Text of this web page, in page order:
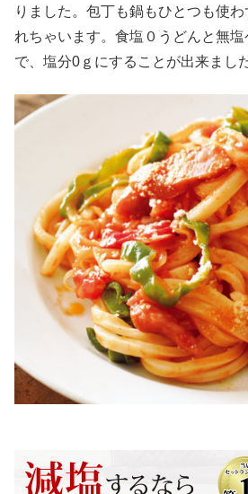
りました。包丁も鍋もひとつも使
れちゃいます。食塩０うどんと無
で、塩分0ｇにすることが出来ました